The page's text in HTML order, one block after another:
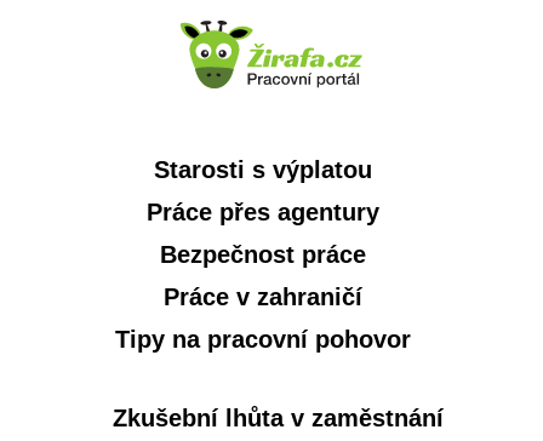
Starosti s výplatou
Práce přes agentury
Bezpečnost práce
Práce v zahraničí
Tipy na pracovní pohovor
Zkušební lhůta v zaměstnání